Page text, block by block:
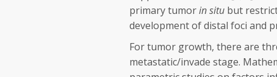
primary tumorin situ but
development of distal foci and
For tumor growth, there are
metastatic/invade stage.